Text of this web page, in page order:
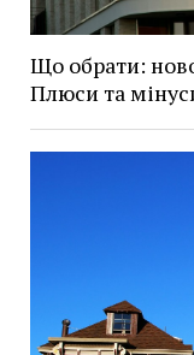
Що обрати:
Плюси та